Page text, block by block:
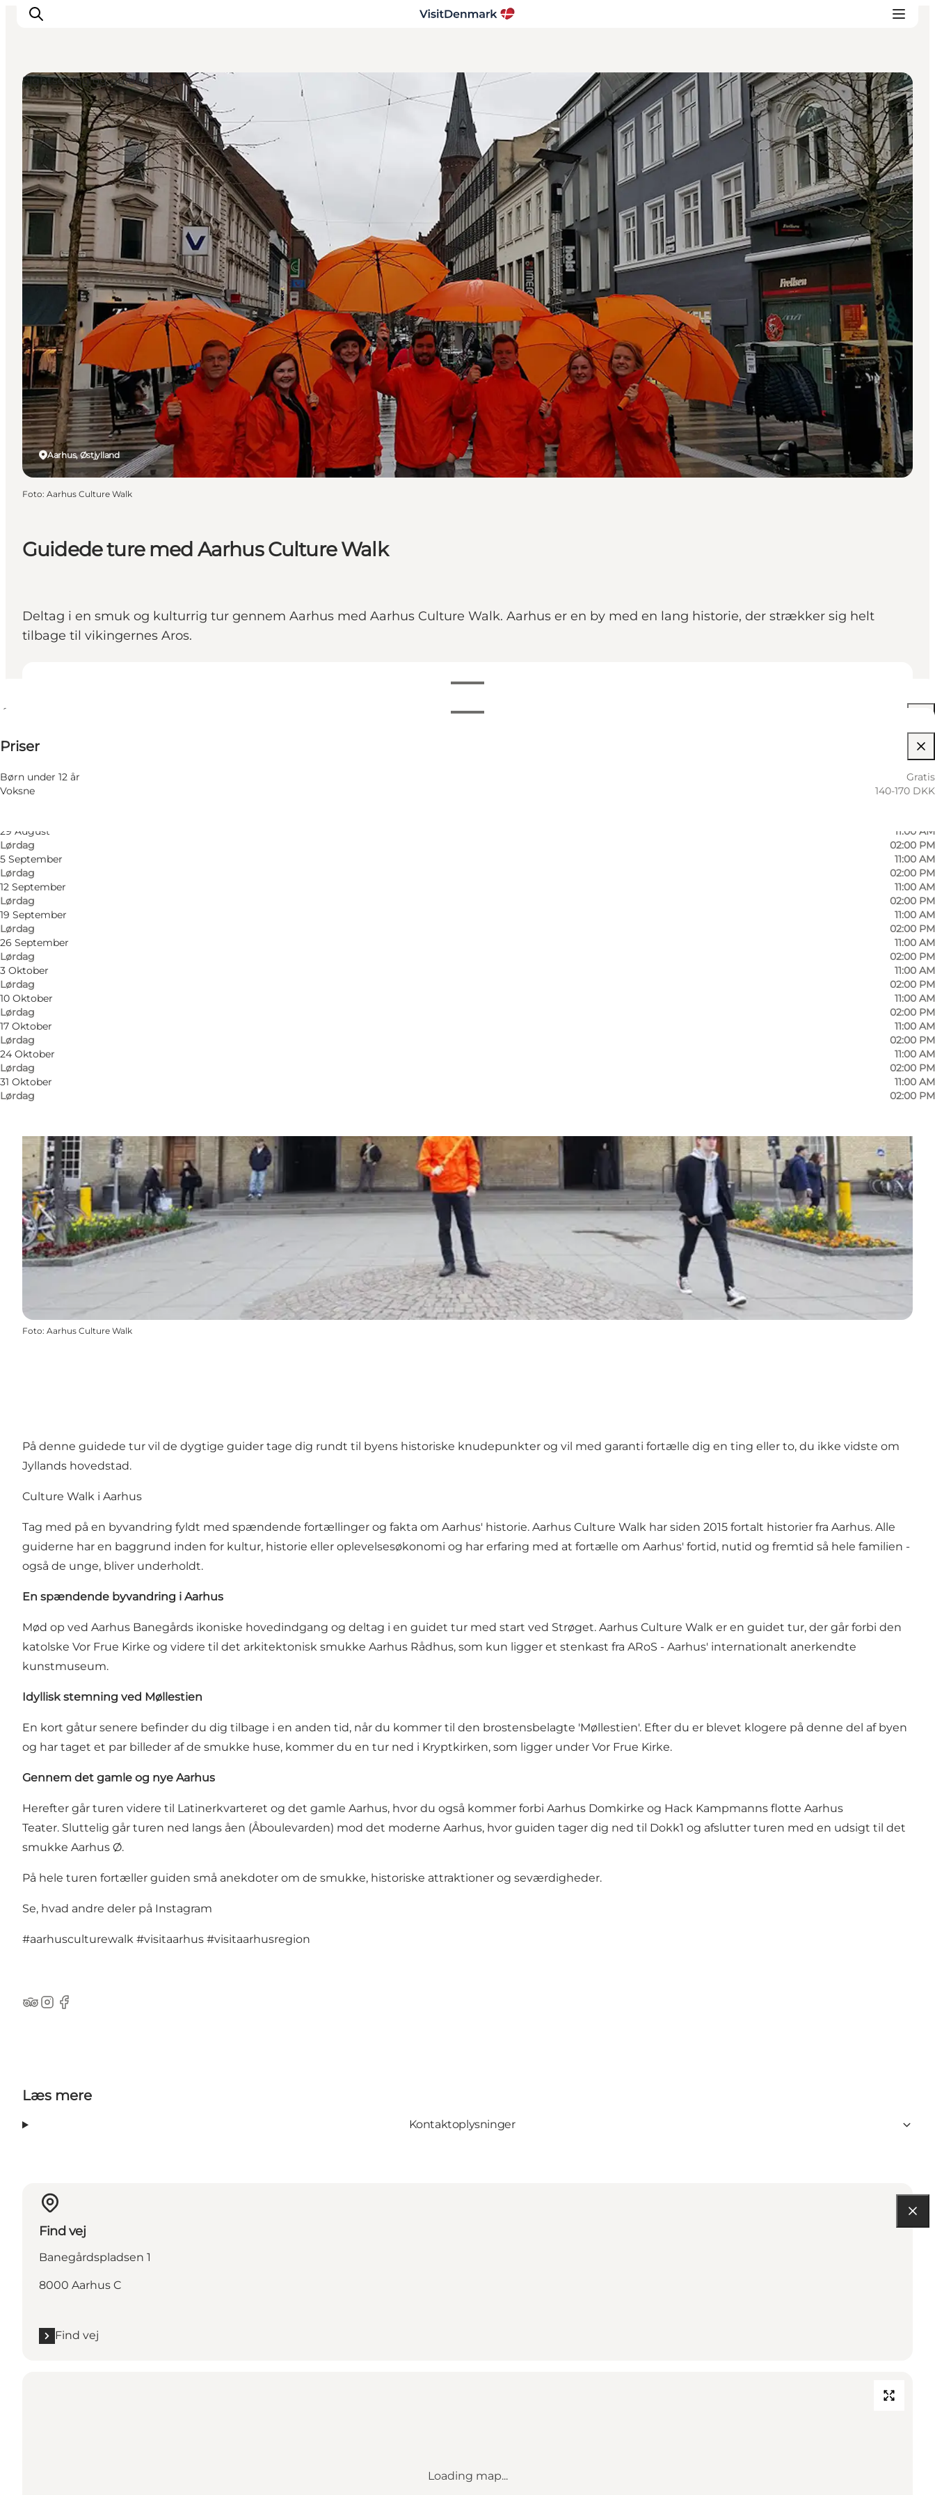
Inspiration
Destinationer
Oplevelser
Overnatning
Planlæg ferien
Guidede ture med Aarhus Culture Walk
Deltag i en smuk og kulturrig tur gennem Aarhus med Aarhus Culture Walk. Aarhus er en by med en lang historie, der strækker sig helt
tilbage til vikingernes Aros.
8 August
11:00 AM
02:00 PM
15 August
Lørdag
11:00 AM
02:00 PM
29 August
Lørdag
11:00 AM
02:00 PM
5 September
Lørdag
11:00 AM
02:00 PM
12 September
Lørdag
11:00 AM
02:00 PM
19 September
Lørdag
11:00 AM
02:00 PM
26 September
Lørdag
11:00 AM
02:00 PM
3 Oktober
Lørdag
11:00 AM
02:00 PM
10 Oktober
Lørdag
11:00 AM
02:00 PM
17 Oktober
Lørdag
11:00 AM
02:00 PM
24 Oktober
Lørdag
11:00 AM
02:00 PM
31 Oktober
Lørdag
11:00 AM
02:00 PM
Priser
Børn under 12 år
Gratis
Voksne
140-170 DKK
Venner, Min partner
Aarhus, Østjylland
Sightseeing og guidede ture
Foto: Aarhus Culture Walk
Foto: Aarhus Culture Walk
På denne guidede tur vil de dygtige guider tage dig rundt til byens historiske knudepunkter og vil med garanti fortælle dig en ting eller to, du ikke vidste om
Jyllands hovedstad.
Culture Walk i Aarhus
Tag med på en byvandring fyldt med spændende fortællinger og fakta om Aarhus' historie. Aarhus Culture Walk har siden 2015 fortalt historier fra Aarhus. Alle
guiderne har en baggrund inden for kultur, historie eller oplevelsesøkonomi og har erfaring med at fortælle om Aarhus' fortid, nutid og fremtid så hele familien -
også de unge, bliver underholdt.
En spændende byvandring i Aarhus
Mød op ved Aarhus Banegårds ikoniske hovedindgang og deltag i en guidet tur med start ved Strøget. Aarhus Culture Walk er en guidet tur, der går forbi den
katolske Vor Frue Kirke og videre til det arkitektonisk smukke Aarhus Rådhus, som kun ligger et stenkast fra ARoS - Aarhus' internationalt anerkendte
kunstmuseum.
Idyllisk stemning ved Møllestien
En kort gåtur senere befinder du dig tilbage i en anden tid, når du kommer til den brostensbelagte 'Møllestien'. Efter du er blevet klogere på denne del af byen
og har taget et par billeder af de smukke huse, kommer du en tur ned i Kryptkirken, som ligger under Vor Frue Kirke.
Gennem det gamle og nye Aarhus
Herefter går turen videre til Latinerkvarteret og det gamle Aarhus, hvor du også kommer forbi Aarhus Domkirke og Hack Kampmanns flotte Aarhus
Teater. Sluttelig går turen ned langs åen (Åboulevarden) mod det moderne Aarhus, hvor guiden tager dig ned til Dokk1 og afslutter turen med en udsigt til det
smukke Aarhus Ø.
På hele turen fortæller guiden små anekdoter om de smukke, historiske attraktioner og seværdigheder.
Se, hvad andre deler på Instagram
#aarhusculturewalk #visitaarhus #visitaarhusregion
TripAdvisor
Instagram
Facebook
Læs mere
Kontaktoplysninger
Find vej
Banegårdspladsen 1
8000 Aarhus C
Find vej
Loading map...